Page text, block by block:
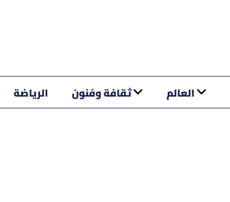
العالم ثقافة وفنون الرياضة